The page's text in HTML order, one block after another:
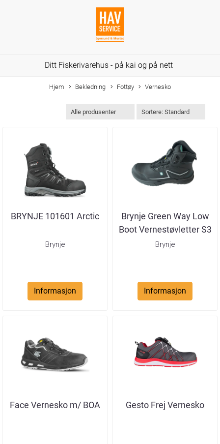
Ditt Fiskerivarehus - på kai og på nett
Hjem Bekledning Fottøy Vernesko
BRYNJE 101601 Arctic
Brynje
Informasjon
Brynje Green Way Low
Boot Vernestøvletter S3
Brynje
Informasjon
Face Vernesko m/ BOA Gesto Frej Vernesko